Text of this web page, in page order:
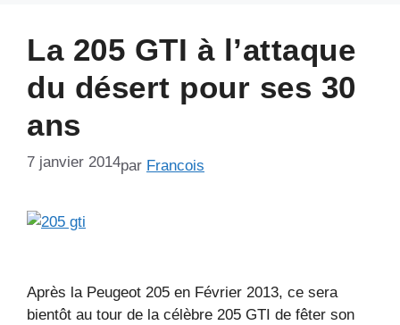
La 205 GTI à l’attaque
du désert pour ses 30
ans
7 janvier 2014par Francois
Après la Peugeot 205 en Février 2013, ce sera
bientôt au tour de la célèbre 205 GTI de fêter son